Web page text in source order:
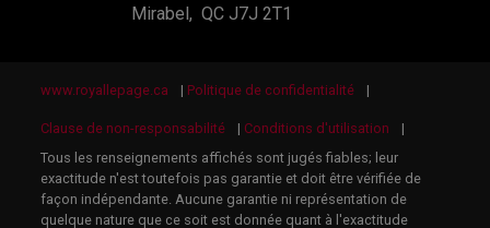
Mirabel, QC J7J 2T1
www.royallepage.ca | Politique de confidentialité |
Clause de non-responsabilité | Conditions d'utilisation
|
Tous les renseignements affichés sont jugés fiables; leur
exactitude n'est toutefois pas garantie et doit être vérifiée de
façon indépendante. Aucune garantie ni représentation de
quelque nature que ce soit est donnée quant à l'exactitude